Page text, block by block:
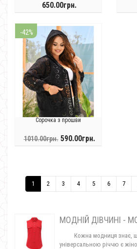
650.00грн.
-42%
Сорочка з прошви
1010.00грн. 590.00грн.
1 2 3 4 5 6 7
МОДНІЙ ДІВЧИНІ -
Кожна модниця знає,
універсальною річчю є